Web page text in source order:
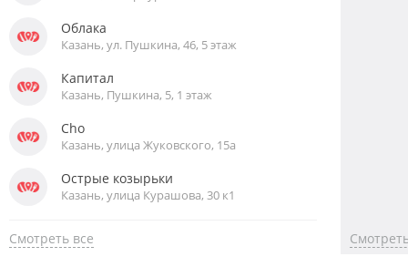
Облака
Казань, ул. Пушкина, 46, 5 этаж
Капитал
Казань, Пушкина, 5, 1 этаж
Cho
Казань, улица Жуковского, 15а
Острые козырьки
Казань, улица Курашова, 30 к1
Смотреть все